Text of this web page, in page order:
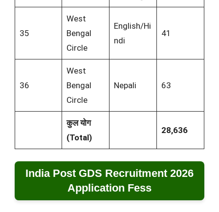
35
West
Bengal
Circle
English/Hi
ndi
41
36
West
Bengal
Circle
Nepali 63
कुल योग
(Total)
28,636
India Post GDS Recruitment 2026
Application Fess